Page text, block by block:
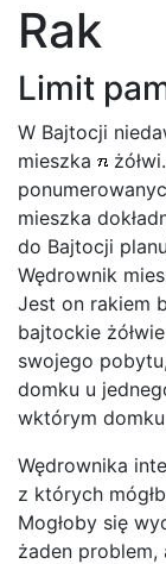
Rak
Limit
W Bajtocji
mieszka
mieszka
do Bajtocji
Wędrownik
Jest on rakiem
bajtockie
swojego
domku u
wktórym
Wędrownika
z których
Mogłoby się
żaden